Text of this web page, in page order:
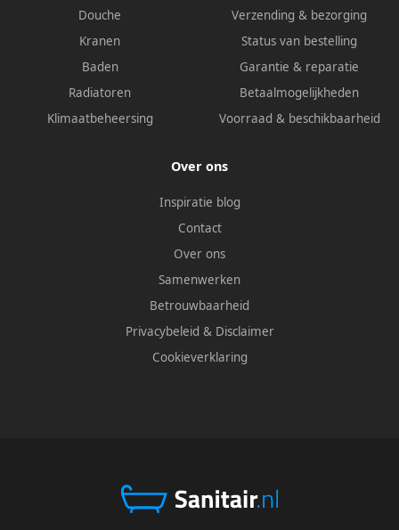
Douche
Kranen
Baden
Radiatoren
Klimaatbeheersing
Verzending & bezorging
Status van bestelling
Garantie & reparatie
Betaalmogelijkheden
Voorraad & beschikbaarheid
Over ons
Inspiratie blog
Contact
Over ons
Samenwerken
Betrouwbaarheid
Privacybeleid & Disclaimer
Cookieverklaring